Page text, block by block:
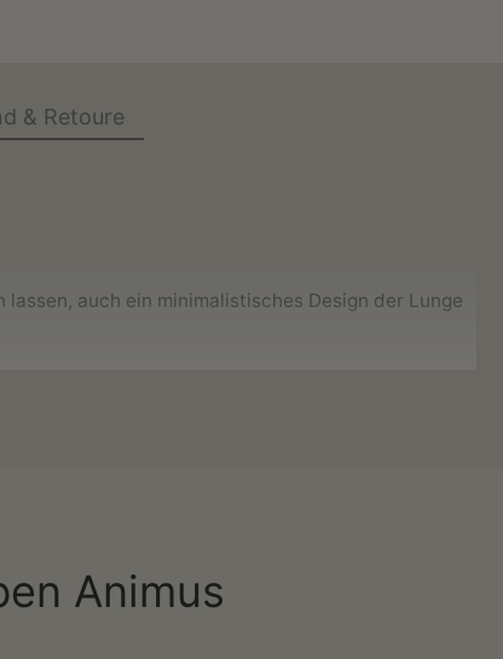
& Retoure
auch ein minimalistisches Design der Lunge
Animus